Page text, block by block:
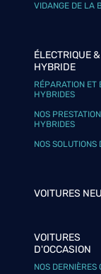
VIDANGE DE LA
ÉLECTRIQUE &
HYBRIDE
RÉPARATION ET
HYBRIDES
NOS
HYBRIDES
NOS SOLUTIONS
VOITURES
VOITURES
D'OCCASION
NOS DERNIÈRES